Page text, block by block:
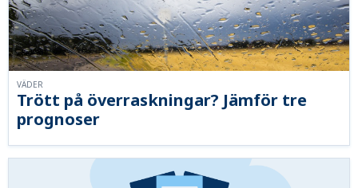
Trött på överraskningar? Jämför tre
prognoser
VÄDER